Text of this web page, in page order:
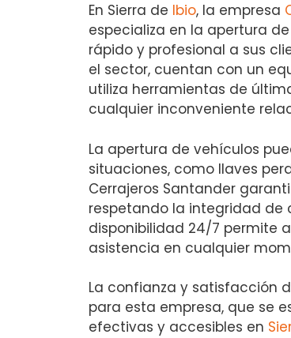
En Sierra de Ibio, la empresa
especializa en la apertura
rápido y profesional a sus
el sector, cuentan con un
utiliza herramientas de
cualquier inconveniente
La apertura de vehículos
situaciones, como llaves
Cerrajeros Santander
respetando la integridad de
disponibilidad 24/7 permite
asistencia en cualquier
La confianza y satisfacción
para esta empresa, que se
efectivas y accesibles en